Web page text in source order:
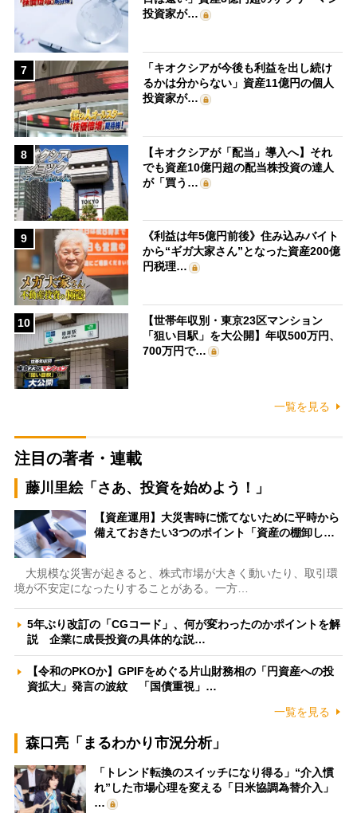
投資家が…
7
「キオクシアが今後も利益を出し続け
るかは分からない」資産11億円の個人
投資家が…
8
【キオクシアが「配当」導入へ】それ
でも資産10億円超の配当株投資の達人
が「買う…
9
《利益は年5億円前後》住み込みバイト
から“ギガ大家さん”となった資産200億
円税理…
10
【世帯年収別・東京23区マンション
「狙い目駅」を大公開】年収500万円、
700万円で…
一覧を見る
注目の著者・連載
藤川里絵「さあ、投資を始めよう！」
【資産運用】大災害時に慌てないために平時から
備えておきたい3つのポイント「資産の棚卸し…
大規模な災害が起きると、株式市場が大きく動いたり、取引環
境が不安定になったりすることがある。一方…
5年ぶり改訂の「CGコード」、何が変わったのかポイントを解
説 企業に成長投資の具体的な説…
【令和のPKOか】GPIFをめぐる片山財務相の「円資産への投
資拡大」発言の波紋 「国債重視」…
一覧を見る
森口亮「まるわかり市況分析」
「トレンド転換のスイッチになり得る」“介入慣
れ”した市場心理を変える「日米協調為替介入」
…